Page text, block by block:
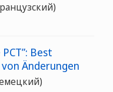
Best
Änderungen